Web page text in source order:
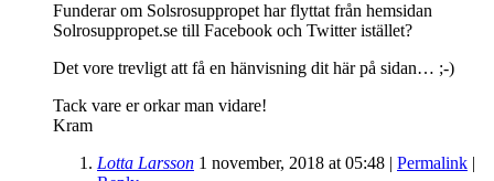
Funderar om Solsrosuppropet har flyttat från hemsidan
Solrosuppropet.se till Facebook och Twitter istället?
Det vore trevligt att få en hänvisning dit här på sidan… ;-)
Tack vare er orkar man vidare!
Kram
Lotta Larsson 1 november, 2018 at 05:48 | Permalink |